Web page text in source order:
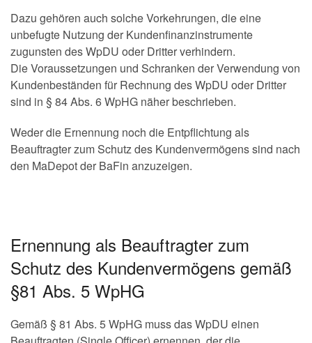
Dazu gehören auch solche Vorkehrungen, die eine
unbefugte Nutzung der Kundenfinanzinstrumente
zugunsten des WpDU oder Dritter verhindern.
Die Voraussetzungen und Schranken der Verwendung von
Kundenbeständen für Rechnung des WpDU oder Dritter
sind in § 84 Abs. 6 WpHG näher beschrieben.
Weder die Ernennung noch die Entpflichtung als
Beauftragter zum Schutz des Kundenvermögens sind nach
den MaDepot der BaFin anzuzeigen.
Ernennung als Beauftragter zum
Schutz des Kundenvermögens gemäß
§81 Abs. 5 WpHG
Gemäß § 81 Abs. 5 WpHG muss das WpDU einen